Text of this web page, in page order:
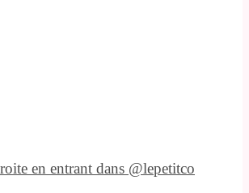
en entrant dans @lepetitco